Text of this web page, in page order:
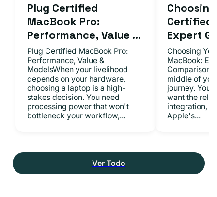
Plug Certified
MacBook Pro:
Performance, Value ...
Plug Certified MacBook Pro:
Performance, Value &
ModelsWhen your livelihood
depends on your hardware,
choosing a laptop is a high-
stakes decision. You need
processing power that won't
bottleneck your workflow,...
Certified
Expert
Choosing
MacBook:
middle of
journey. You
want the
integration,
Apple's...
Ver Todo